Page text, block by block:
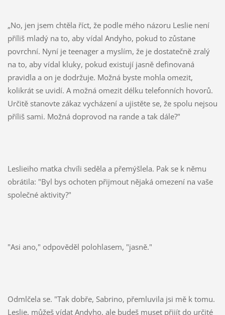
„No, jen jsem chtěla říct, že podle mého názoru Leslie není
příliš mladý na to, aby vídal Andyho, pokud to zůstane
povrchní. Nyní je teenager a myslím, že je dostatečně zralý
na to, aby vídal kluky, pokud existují jasně definovaná
pravidla a on je dodržuje. Možná byste mohla omezit,
kolikrát se uvidí. A možná omezit délku telefonních hovorů.
Určitě stanovte zákaz vycházení a ujistěte se, že spolu nejsou
příliš sami. Možná doprovod na rande a tak dále?"
Leslieiho matka chvíli seděla a přemýšlela. Pak se k němu
obrátila: "Byl bys ochoten přijmout nějaká omezení na vaše
společné aktivity?"
"Asi ano," odpověděl polohlasem, "jasně."
Odmlčela se. "Tak dobře, Sabrino, přemluvila jsi mě k tomu.
Leslie, můžeš vídat Andyho, ale budeš muset přijít do určité